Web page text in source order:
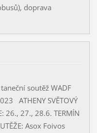
doprava
soutěž WADF
ATHENY SVĚTOVÝ
26., 27., 28.6. TERMÍN
Asox Foivos